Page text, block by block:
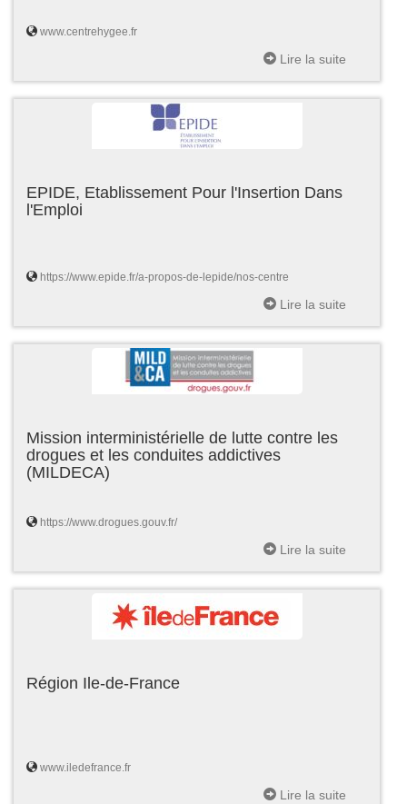
www.centrehygee.fr
Lire la suite
EPIDE, Etablissement Pour l'Insertion Dans
l'Emploi
https://www.epide.fr/a-propos-de-lepide/nos-centre
Lire la suite
Mission interministérielle de lutte contre les
drogues et les conduites addictives
(MILDECA)
https://www.drogues.gouv.fr/
Lire la suite
Région Ile-de-France
www.iledefrance.fr
Lire la suite